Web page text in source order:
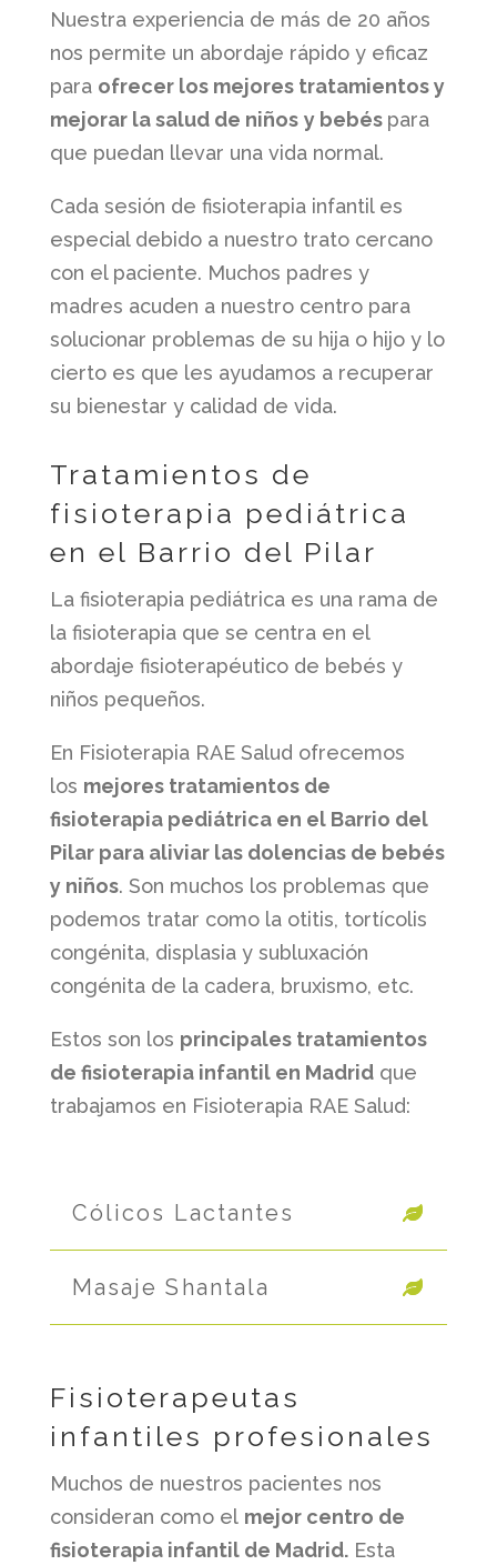
Nuestra experiencia de más de 20 años
nos permite un abordaje rápido y eficaz
para ofrecer los mejores tratamientos y
mejorar la salud de niños y bebés para
que puedan llevar una vida normal.
Cada sesión de fisioterapia infantil es
especial debido a nuestro trato cercano
con el paciente. Muchos padres y
madres acuden a nuestro centro para
solucionar problemas de su hija o hijo y lo
cierto es que les ayudamos a recuperar
su bienestar y calidad de vida.
Tratamientos de
fisioterapia pediátrica
en el Barrio del Pilar
La fisioterapia pediátrica es una rama de
la fisioterapia que se centra en el
abordaje fisioterapéutico de bebés y
niños pequeños.
En Fisioterapia RAE Salud ofrecemos
los mejores tratamientos de
fisioterapia pediátrica en el Barrio del
Pilar para aliviar las dolencias de bebés
y niños. Son muchos los problemas que
podemos tratar como la otitis, tortícolis
congénita, displasia y subluxación
congénita de la cadera, bruxismo, etc.
Estos son los principales tratamientos
de fisioterapia infantil en Madridque
trabajamos en Fisioterapia RAE Salud:
Cólicos Lactantes
Masaje Shantala
Fisioterapeutas
infantiles profesionales
Muchos de nuestros pacientes nos
consideran como el mejor centro de
fisioterapia infantil de Madrid.Esta